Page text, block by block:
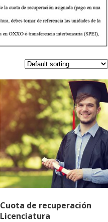
Cuota de recuperación
Licenciatura